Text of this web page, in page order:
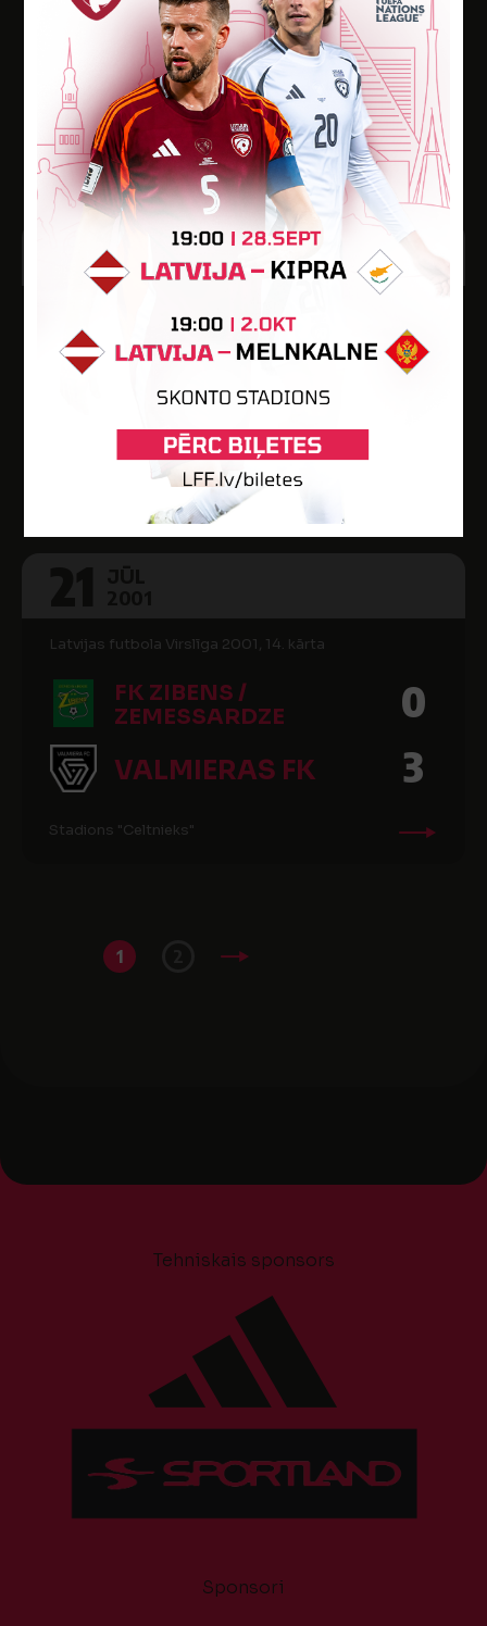
FK ZIBENS /
ZEMESSARDZE
1
FK VENTSPILS 4
Stadions "Celtnieks"
16 JŪL
2001
FK ZIBENS /
ZEMESSARDZE
0
SK LIEPĀJAS
METALURGS
Latvijas futbola Virslīga 2001, 14. kārta
FK ZIBENS /
ZEMESSARDZE
0
VALMIERAS FK 3
Stadions "Celtnieks"
1
Tehniskais sponsors
Sponsori